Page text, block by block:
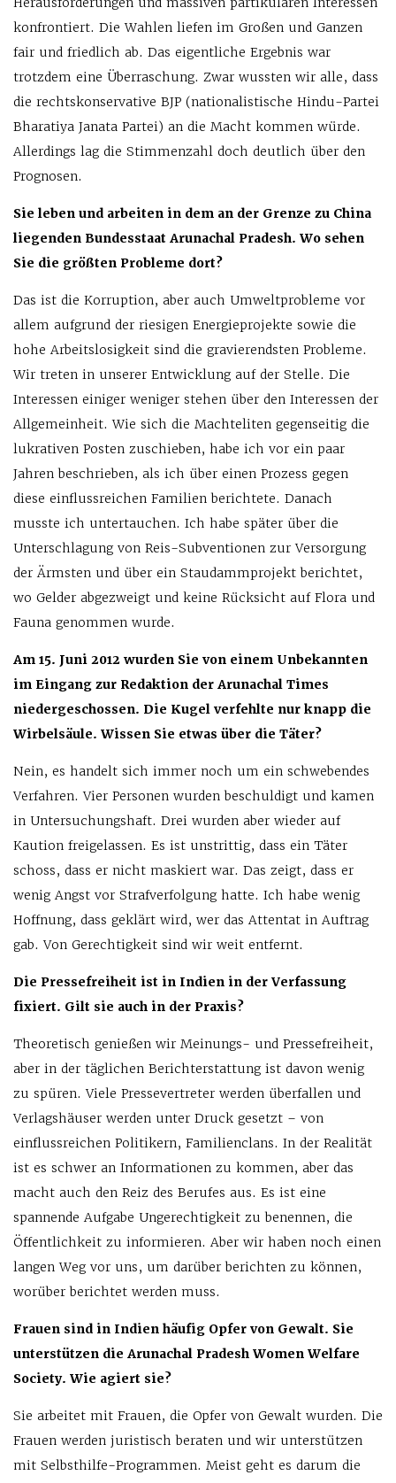
konfrontiert. Die Wahlen liefen im Großen und Ganzen
fair und friedlich ab. Das eigentliche Ergebnis war
trotzdem eine Überraschung. Zwar wussten wir alle, dass
die rechtskonservative BJP (nationalistische Hindu-Partei
Bharatiya Janata Partei) an die Macht kommen würde.
Allerdings lag die Stimmenzahl doch deutlich über den
Prognosen.
Sie leben und arbeiten in dem an der Grenze zu China
liegenden Bundesstaat Arunachal Pradesh. Wo sehen
Sie die größten Probleme dort?
Das ist die Korruption, aber auch Umweltprobleme vor
allem aufgrund der riesigen Energieprojekte sowie die
hohe Arbeitslosigkeit sind die gravierendsten Probleme.
Wir treten in unserer Entwicklung auf der Stelle. Die
Interessen einiger weniger stehen über den Interessen der
Allgemeinheit. Wie sich die Machteliten gegenseitig die
lukrativen Posten zuschieben, habe ich vor ein paar
Jahren beschrieben, als ich über einen Prozess gegen
diese einflussreichen Familien berichtete. Danach
musste ich untertauchen. Ich habe später über die
Unterschlagung von Reis-Subventionen zur Versorgung
der Ärmsten und über ein Staudammprojekt berichtet,
wo Gelder abgezweigt und keine Rücksicht auf Flora und
Fauna genommen wurde.
Am 15. Juni 2012 wurden Sie von einem Unbekannten
im Eingang zur Redaktion der Arunachal Times
niedergeschossen. Die Kugel verfehlte nur knapp die
Wirbelsäule. Wissen Sie etwas über die Täter?
Nein, es handelt sich immer noch um ein schwebendes
Verfahren. Vier Personen wurden beschuldigt und kamen
in Untersuchungshaft. Drei wurden aber wieder auf
Kaution freigelassen. Es ist unstrittig, dass ein Täter
schoss, dass er nicht maskiert war. Das zeigt, dass er
wenig Angst vor Strafverfolgung hatte. Ich habe wenig
Hoffnung, dass geklärt wird, wer das Attentat in Auftrag
gab. Von Gerechtigkeit sind wir weit entfernt.
Die Pressefreiheit ist in Indien in der Verfassung
fixiert. Gilt sie auch in der Praxis?
Theoretisch genießen wir Meinungs- und Pressefreiheit,
aber in der täglichen Berichterstattung ist davon wenig
zu spüren. Viele Pressevertreter werden überfallen und
Verlagshäuser werden unter Druck gesetzt – von
einflussreichen Politikern, Familienclans. In der Realität
ist es schwer an Informationen zu kommen, aber das
macht auch den Reiz des Berufes aus. Es ist eine
spannende Aufgabe Ungerechtigkeit zu benennen, die
Öffentlichkeit zu informieren. Aber wir haben noch einen
langen Weg vor uns, um darüber berichten zu können,
worüber berichtet werden muss.
Frauen sind in Indien häufig Opfer von Gewalt. Sie
unterstützen die Arunachal Pradesh Women Welfare
Society. Wie agiert sie?
Sie arbeitet mit Frauen, die Opfer von Gewalt wurden. Die
Frauen werden juristisch beraten und wir unterstützen
mit Selbsthilfe-Programmen. Meist geht es darum die